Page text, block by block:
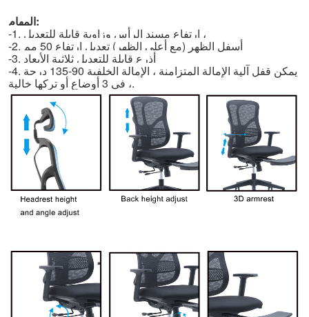
المهام:
-1. ارتفاع مسند الرأس وزاوية قابلة للتعديل ،
-2. أسفل الظهر (مع أعلى الظهر) تعديل ارتفاع 50 مم
-3. أذرع قابلة للتعديل ثلاثية الأبعاد
-4. يمكن قفل آلية الإمالة المتزامنة ، الإمالة الخلفية 90-135 درجة
، في 3 أوضاع أو تركها خالية.